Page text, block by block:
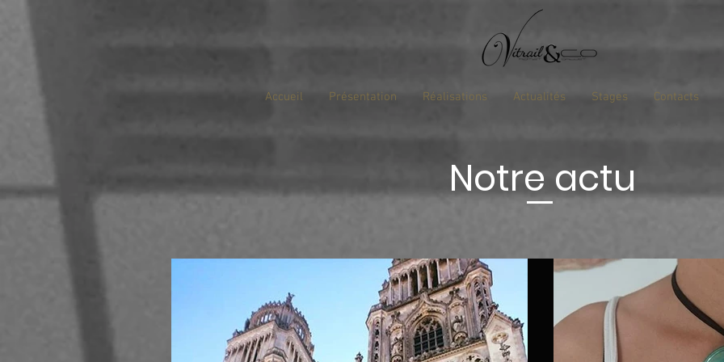
Accueil Présentation Réalisations Actualités Stages Contacts
Notre actu